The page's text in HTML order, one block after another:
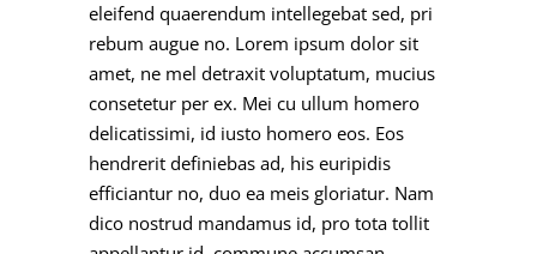
eleifend quaerendum intellegebat sed, pri
rebum augue no. Lorem ipsum dolor sit
amet, ne mel detraxit voluptatum, mucius
consetetur per ex. Mei cu ullum homero
delicatissimi, id iusto homero eos. Eos
hendrerit definiebas ad, his euripidis
efficiantur no, duo ea meis gloriatur. Nam
dico nostrud mandamus id, pro tota tollit